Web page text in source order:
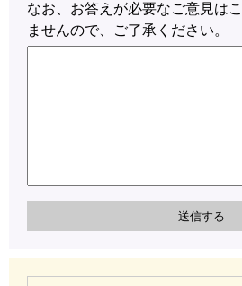
なお、お答えが必要なご意見は
ませんので、ご了承ください。